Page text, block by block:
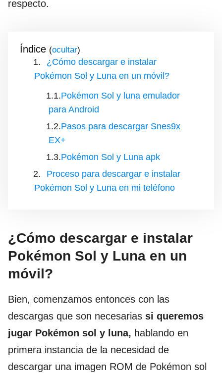
respecto.
Índice ( )
¿Cómo descargar e instalar
Pokémon Sol y Luna en un móvil?
Pokémon Sol y luna emulador
para Android
Pasos para descargar Snes9x
EX+
Pokémon Sol y Luna apk
Proceso para descargar e instalar
Pokémon Sol y Luna en mi teléfono
¿Cómo descargar e instalar
Pokémon Sol y Luna en un
móvil?
Bien, comenzamos entonces con las
descargas que son necesarias si queremos
jugar Pokémon sol y luna, hablando en
primera instancia de la necesidad de
descargar una imagen ROM de Pokémon sol